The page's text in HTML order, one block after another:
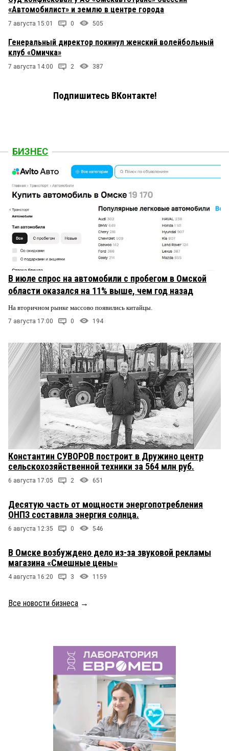
«Автомобилист» и землю в центре города
7 августа 15:01 0 505
Генеральный директор покинул женский волейбольный
клуб «Омичка»
7 августа 14:00 2 387
Подпишитесь ВКонтакте!
БИЗНЕС
В июле спрос на автомобили с пробегом в Омской
области оказался на 11% выше, чем год назад
На вторичном рынке массово появились китайцы.
7 августа 17:00 0 194
Константин СУВОРОВ построит в Дружино центр
сельскохозяйственной техники за 564 млн руб.
6 августа 17:05 2 651
Десятую часть от мощности энергопотребления
ОНПЗ составила энергия солнца.
6 августа 12:35 0 546
В Омске возбуждено дело из-за звуковой рекламы
магазина «Смешные цены»
4 августа 16:20 3 1159
Все новости бизнеса →